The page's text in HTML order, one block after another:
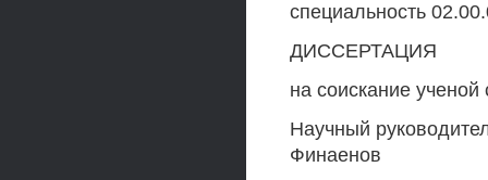
специальность
ДИССЕРТАЦИЯ
на соискание ученой
Научный
Финаенов